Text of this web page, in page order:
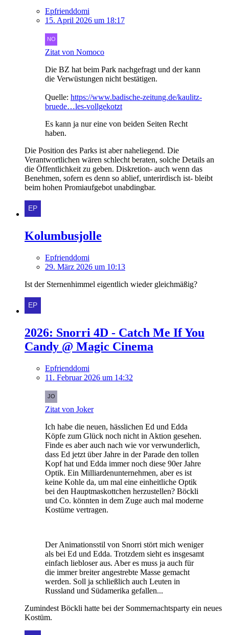
Epfrienddomi
15. April 2026 um 18:17
Zitat von Nomoco
Die BZ hat beim Park nachgefragt und der kann
die Verwüstungen nicht bestätigen.
Quelle: https://www.badische-zeitung.de/kaulitz-
bruede…les-vollgekotzt
Es kann ja nur eine von beiden Seiten Recht
haben.
Die Position des Parks ist aber naheliegend. Die
Verantwortlichen wären schlecht beraten, solche Details an
die Öffentlichkeit zu geben. Diskretion- auch wenn das
Benehmen, sofern es denn so ablief, unterirdisch ist- bleibt
beim hohen Promiaufgebot unabdingbar.
Kolumbusjolle
Epfrienddomi
29. März 2026 um 10:13
Ist der Sternenhimmel eigentlich wieder gleichmäßig?
2026: Snorri 4D - Catch Me If You
Candy @ Magic Cinema
Epfrienddomi
11. Februar 2026 um 14:32
Zitat von Joker
Ich habe die neuen, hässlichen Ed und Edda
Köpfe zum Glück noch nicht in Aktion gesehen.
Finde es aber auch nach wie vor verwunderlich,
dass Ed jetzt über Jahre in der Parade den tollen
Kopf hat und Edda immer noch diese 90er Jahre
Optik. Ein Milliardenunternehmen, aber es ist
keine Kohle da, um mal eine einheitliche Optik
bei den Hauptmaskottchen herzustellen? Böckli
und Co. könnten in dem Zuge auch mal moderne
Kostüme vertragen.
Der Animationsstil von Snorri stört mich weniger
als bei Ed und Edda. Trotzdem sieht es insgesamt
einfach liebloser aus. Aber es muss ja auch für
die immer breiter angestrebte Masse gemacht
werden. Soll ja schließlich auch Leuten in
Russland und Südamerika gefallen...
Zumindest Böckli hatte bei der Sommernachtsparty ein neues
Kostüm.